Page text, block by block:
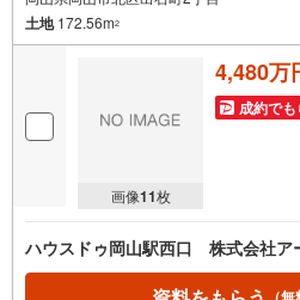
土地172.56m2
画像11枚
4,480万
成約でも
ハウスドゥ岡山駅西口 株式会社ア